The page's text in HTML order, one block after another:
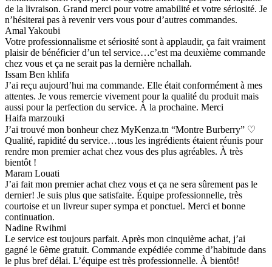
de la livraison. Grand merci pour votre amabilité et votre sériosité. Je
n’hésiterai pas à revenir vers vous pour d’autres commandes.
Amal Yakoubi
Votre professionnalisme et sériosité sont à applaudir, ça fait vraiment
plaisir de bénéficier d’un tel service…c’est ma deuxième commande
chez vous et ça ne serait pas la dernière nchallah.
Issam Ben khlifa
J’ai reçu aujourd’hui ma commande. Elle était conformément à mes
attentes. Je vous remercie vivement pour la qualité du produit mais
aussi pour la perfection du service. À la prochaine. Merci
Haifa marzouki
J’ai trouvé mon bonheur chez MyKenza.tn “Montre Burberry” ♡
Qualité, rapidité du service…tous les ingrédients étaient réunis pour
rendre mon premier achat chez vous des plus agréables. À très
bientôt !
Maram Louati
J’ai fait mon premier achat chez vous et ça ne sera sûrement pas le
dernier! Je suis plus que satisfaite. Équipe professionnelle, très
courtoise et un livreur super sympa et ponctuel. Merci et bonne
continuation.
Nadine Rwihmi
Le service est toujours parfait. Après mon cinquième achat, j’ai
gagné le 6ème gratuit. Commande expédiée comme d’habitude dans
le plus bref délai. L’équipe est très professionnelle. À bientôt!